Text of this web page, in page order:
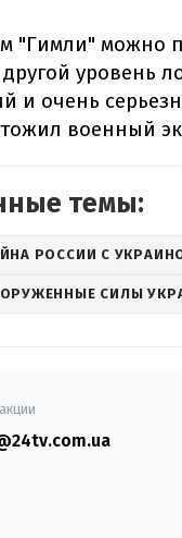
"Гимли" можно
другой уровень
и очень
военный
темы:
РОССИИ С
СИЛЫ